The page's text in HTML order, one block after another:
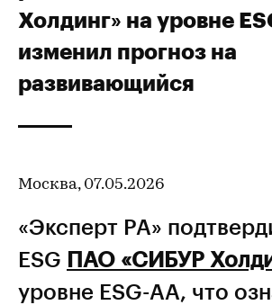
Холдинг» на уровне
изменил прогноз на
развивающийся
Москва, 07.05.2026
«Эксперт РА»
ESG ПАО «СИБУР
уровне ESG-AА, что